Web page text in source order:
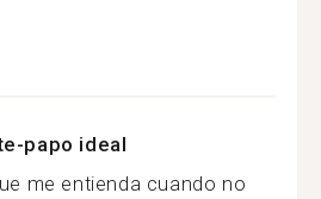
papo ideal
me entienda cuando no